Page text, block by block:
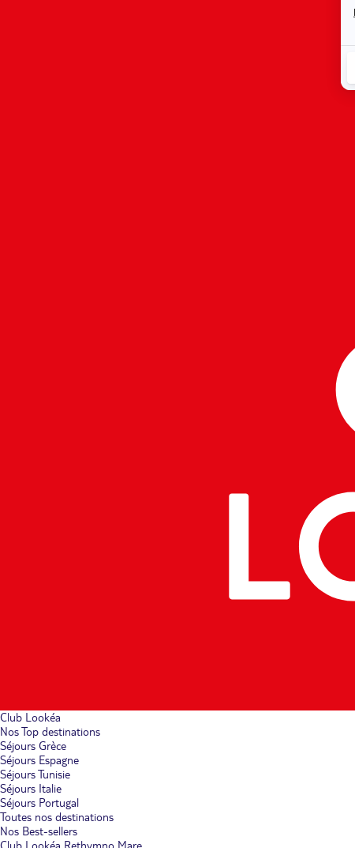
Club Lookéa
Nos Top destinations
Séjours Grèce
Séjours Espagne
Séjours Tunisie
Séjours Italie
Séjours Portugal
Toutes nos destinations
Nos Best-sellers